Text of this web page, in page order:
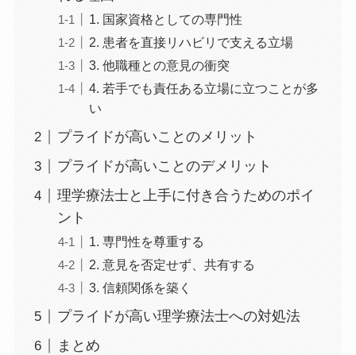
1. 国家資格としての専門性
2. 患者を直接リハビリで支える立場
3. 他職種との意見の衝突
4. 若手でも責任ある立場に立つことが多
い
プライドが高いことのメリット
プライドが高いことのデメリット
理学療法士と上手に付き合うためのポイ
ント
1. 専門性を尊重する
2. 意見を否定せず、共有する
3. 信頼関係を築く
プライドが高い理学療法士への対処法
まとめ